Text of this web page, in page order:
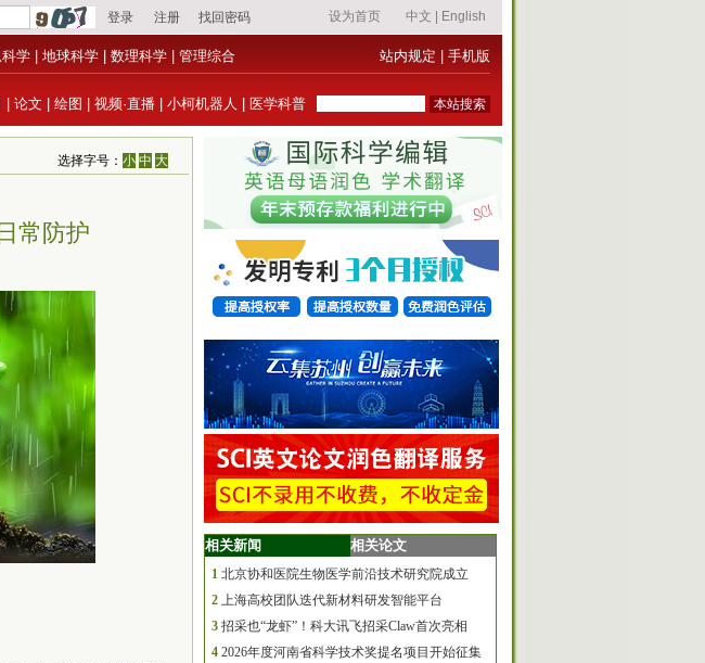
学 地球科学 数理科学 管理综合 站内规定 手机版
论文 绘图 视频·直播 小柯机器人 医学科普
选择字号：小 中 大
常防护
相关新闻 相关论文
1 北京协和医院生物医学前沿技术研究院成立
2 上海高校团队迭代新材料研发智能平台
3 招采也“龙虾”！科大讯飞招采Claw首次亮相
4 2026年度河南省科学技术奖提名项目开始征集